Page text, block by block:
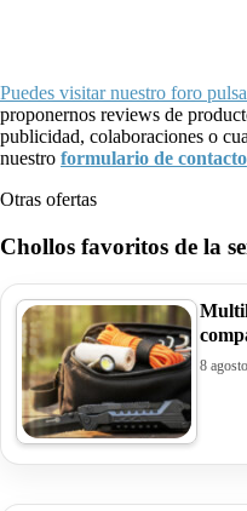
Puedes visitar nuestro foro
proponernos reviews de
publicidad, colaboraciones o
nuestro formulario de contacto
Otras ofertas
Chollos favoritos de la
8